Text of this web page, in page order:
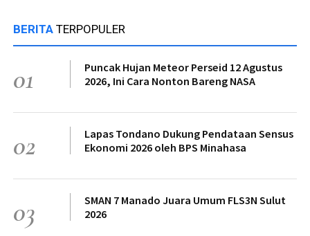
BERITA TERPOPULER
01
Puncak Hujan Meteor Perseid 12 Agustus
2026, Ini Cara Nonton Bareng NASA
02
Lapas Tondano Dukung Pendataan Sensus
Ekonomi 2026 oleh BPS Minahasa
03
SMAN 7 Manado Juara Umum FLS3N Sulut
2026